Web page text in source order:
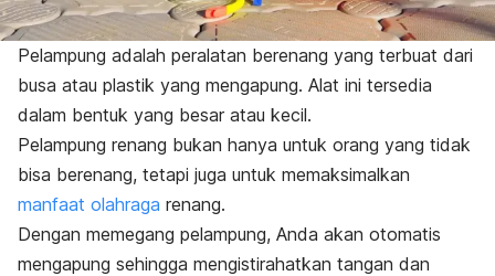
Pelampung adalah peralatan berenang yang terbuat dari
busa atau plastik yang mengapung. Alat ini tersedia
dalam bentuk yang besar atau kecil.
Pelampung renang bukan hanya untuk orang yang tidak
bisa berenang, tetapi juga untuk memaksimalkan
manfaat olahraga renang.
Dengan memegang pelampung, Anda akan otomatis
mengapung sehingga mengistirahatkan tangan dan